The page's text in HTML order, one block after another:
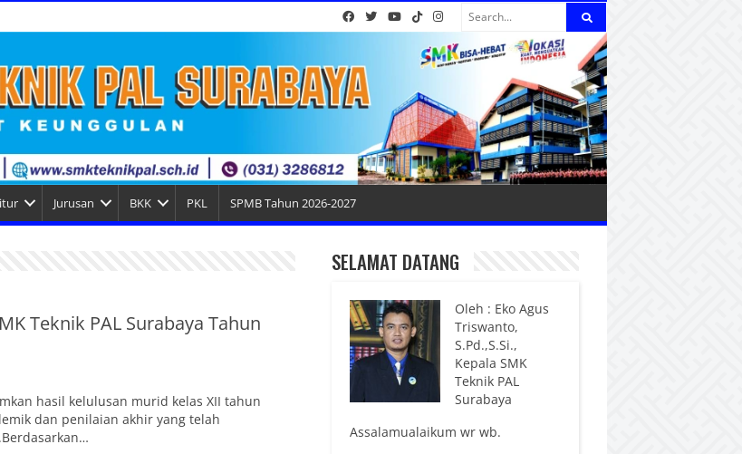
Jurusan BKK PKL SPMB Tahun 2026-2027
Teknik PAL Surabaya Tahun
hasil kelulusan murid kelas XII tahun
dan penilaian akhir yang telah
SELAMAT DATANG
Oleh : Eko Agus
Triswanto,
S.Pd.,S.Si.,
Kepala SMK
Teknik PAL
Surabaya
Assalamualaikum wr wb.